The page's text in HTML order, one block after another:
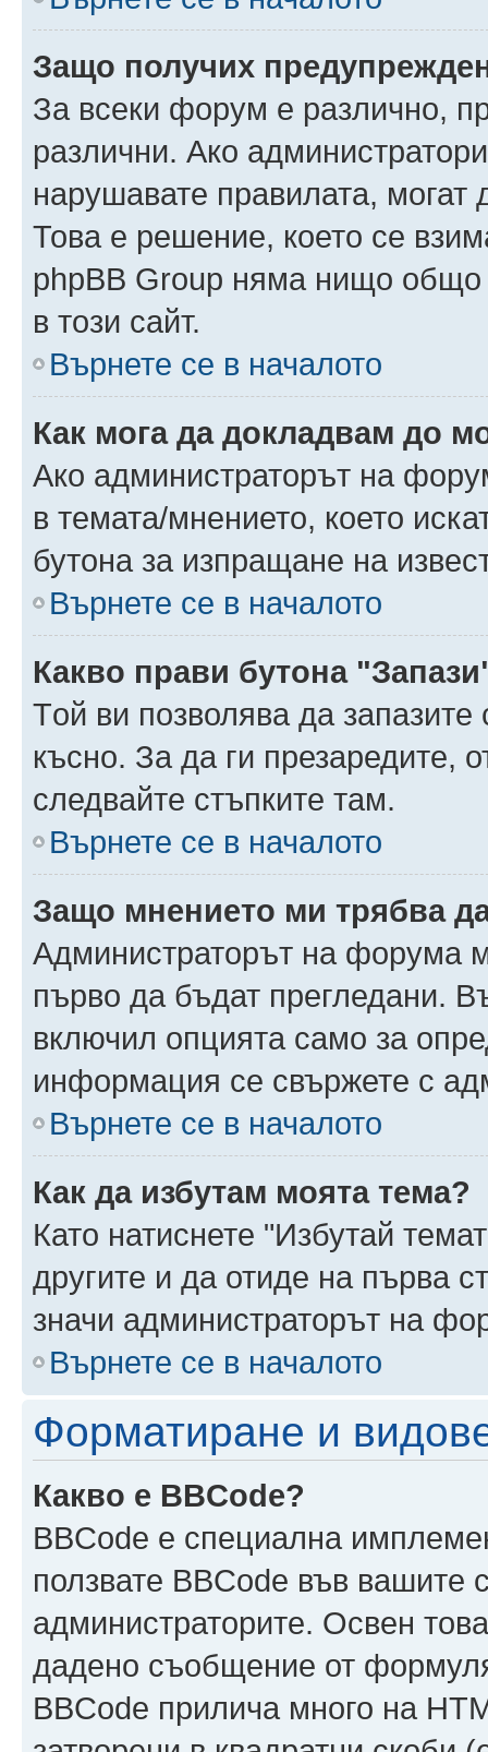
Защо получих
За всеки форум е различно,
различни. Ако
нарушавате правилата,
Това е решение, което се
phpBB Group няма нищо общо
в този сайт.
Върнете се в началото
Как мога да докладвам до
Ако администраторът на
в темата/мнението, което
бутона за изпращане на
Върнете се в началото
Какво прави бутона
Tой ви позволява да
късно. За да ги презаредите,
следвайте стъпките там.
Върнете се в началото
Защо мнението ми трябва
Администраторът на форума
първо да бъдат прегледани.
включил опцията само за
информация се свържете с
Върнете се в началото
Как да избутам моята тема?
Като натиснете "Избутай
другите и да отиде на първа
значи администраторът на
Върнете се в началото
Форматиране и
Какво е BBCode?
BBCode е специална
ползвате BBCode във
администраторите. Освен
дадено съобщение от
BBCode прилича много на